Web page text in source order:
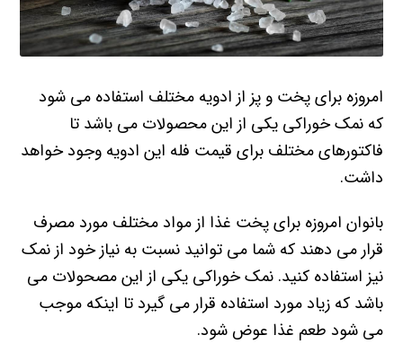
امروزه برای پخت و پز از ادویه مختلف استفاده می شود
که نمک خوراکی یکی از این محصولات می باشد تا
فاکتورهای مختلف برای قیمت فله این ادویه وجود خواهد
داشت.
بانوان امروزه برای پخت غذا از مواد مختلف مورد مصرف
قرار می دهند که شما می توانید نسبت به نیاز خود از نمک
نیز استفاده کنید. نمک خوراکی یکی از این مصحولات می
باشد که زیاد مورد استفاده قرار می گیرد تا اینکه موجب
می شود طعم غذا عوض شود.